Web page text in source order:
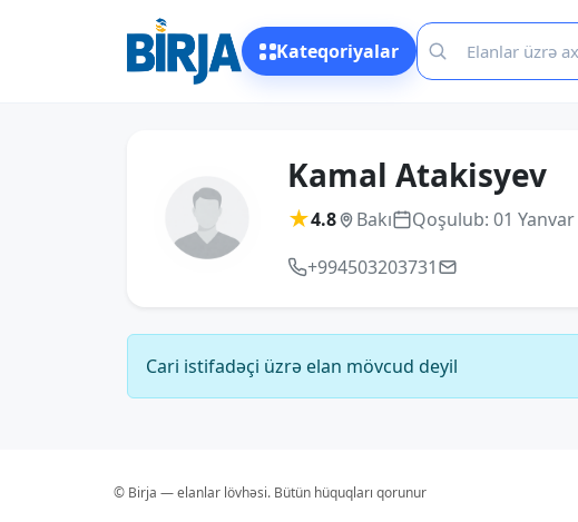
Kateqoriyalar
Kamal Atakisyev
★4.8 Bakı
Qoşulub: 01 Yanvar
+994503203731
Cari istifadəçi üzrə elan mövcud deyil
© Birja — elanlar lövhəsi. Bütün hüquqları qorunur